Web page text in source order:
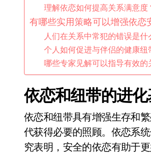
理解依恋如何提高关系满意度
有哪些实用策略可以增强依恋
人们在关系中常犯的错误是什
个人如何促进与伴侣的健康纽
哪些专家见解可以指导有效的
依恋和纽带的进
依恋和纽带具有增强生存和
代获得必要的照顾。依恋系
究表明，安全的依恋有助于